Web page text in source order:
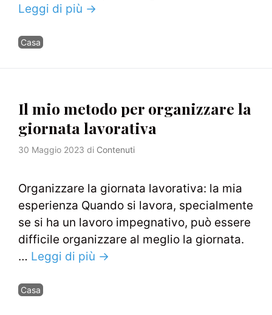
Leggi di più →
Categorie
Casa
Il mio metodo per organizzare la
giornata lavorativa
30 Maggio 2023 di Contenuti
Organizzare la giornata lavorativa: la mia
esperienza Quando si lavora, specialmente
se si ha un lavoro impegnativo, può essere
difficile organizzare al meglio la giornata.
… Leggi di più →
Categorie
Casa